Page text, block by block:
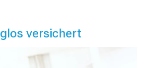
versichert